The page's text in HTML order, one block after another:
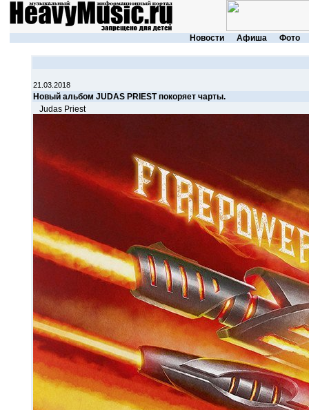
Новости Афиша Фото
21.03.2018
Новый альбом JUDAS PRIEST покоряет чарты.
Judas Priest